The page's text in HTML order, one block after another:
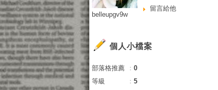
留言給他
belleupgv9w
個人小檔案
部落格推薦 ： 0
等級
： 5